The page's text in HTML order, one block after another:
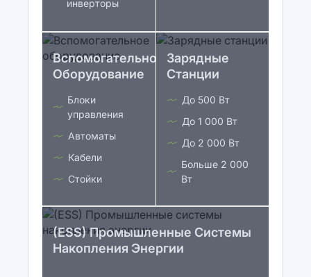
инверторы
Вспомогательное
Оборудование
Блоки
управления
Автоматы
Кабели
Стойки
Зарядные
Станции
До 500 Вт
До 1 000 Вт
До 2 000 Вт
Больше 2 000
Вт
(ESS) Промышленные Системы
Накопления Энергии